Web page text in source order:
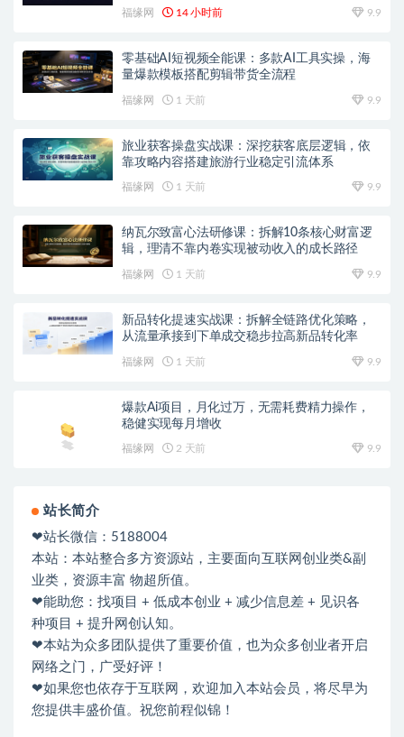
福缘网 14 小时前 9.9
零基础AI短视频全能课：多款AI工具实操，海
量爆款模板搭配剪辑带货全流程
福缘网 1 天前 9.9
旅业获客操盘实战课：深挖获客底层逻辑，依
靠攻略内容搭建旅游行业稳定引流体系
福缘网 1 天前 9.9
纳瓦尔致富心法研修课：拆解10条核心财富逻
辑，理清不靠内卷实现被动收入的成长路径
福缘网 1 天前 9.9
新品转化提速实战课：拆解全链路优化策略，
从流量承接到下单成交稳步拉高新品转化率
福缘网 1 天前 9.9
爆款Ai项目，月化过万，无需耗费精力操作，
稳健实现每月增收
福缘网 2 天前 9.9
站长简介
❤站长微信：5188004
本站：本站整合多方资源站，主要面向互联网创业类&副
业类，资源丰富 物超所值。
❤能助您：找项目 + 低成本创业 + 减少信息差 + 见识各
种项目 + 提升网创认知。
❤本站为众多团队提供了重要价值，也为众多创业者开启
网络之门，广受好评！
❤如果您也依存于互联网，欢迎加入本站会员，将尽早为
您提供丰盛价值。祝您前程似锦！